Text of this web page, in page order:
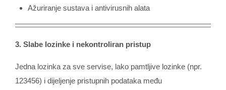
Ažuriranje sustava i antivirusnih alata
3. Slabe lozinke i nekontroliran pristup
Jedna lozinka za sve servise, lako pamtljive lozinke (npr.
123456) i dijeljenje pristupnih podataka među